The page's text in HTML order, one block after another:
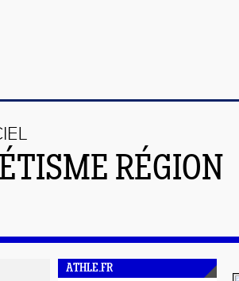
RÉGION
ATHLE.FR